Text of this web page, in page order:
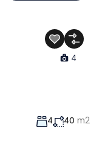
4
4 40 m2